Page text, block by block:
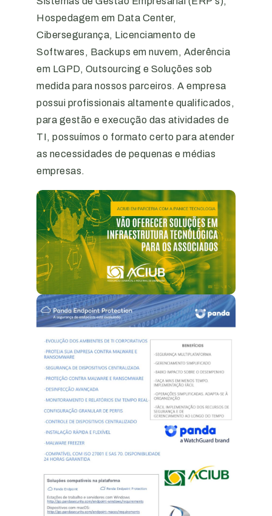
Hospedagem em Data Center,
Cibersegurança, Licenciamento de
Softwares, Backups em nuvem, Aderência
em LGPD, Outsourcing e Soluções sob
medida para nossos parceiros. A empresa
possui profissionais altamente qualificados,
para gestão e execução das atividades de
TI, possuímos o formato certo para atender
as necessidades de pequenas e médias
empresas.